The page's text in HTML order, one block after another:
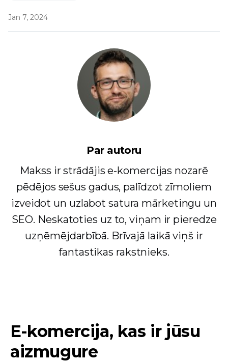
Jan 7, 2024
Par autoru
Makss ir strādājis e-komercijas nozarē
pēdējos sešus gadus, palīdzot zīmoliem
izveidot un uzlabot satura mārketingu un
SEO. Neskatoties uz to, viņam ir pieredze
uzņēmējdarbībā. Brīvajā laikā viņš ir
fantastikas rakstnieks.
E-komercija, kas ir jūsu
aizmugure